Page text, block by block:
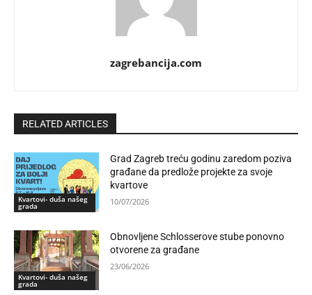
zagrebancija.com
RELATED ARTICLES
Kvartovi- duša našeg
grada
Grad Zagreb treću godinu zaredom poziva
građane da predlože projekte za svoje
kvartove
10/07/2026
Kvartovi- duša našeg
grada
Obnovljene Schlosserove stube ponovno
otvorene za građane
23/06/2026